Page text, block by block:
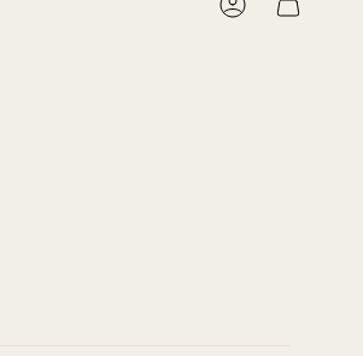
KONTO